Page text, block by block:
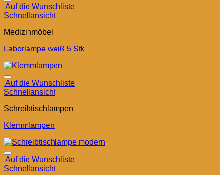
Auf die Wunschliste
Schnellansicht
Medizinmöbel
Laborlampe weiß 5 Stk
Auf die Wunschliste
Schnellansicht
Schreibtischlampen
Klemmlampen
Auf die Wunschliste
Schnellansicht